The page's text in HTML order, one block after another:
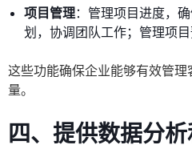
项目管理：管理项目进度，
划，协调团队工作；管理项目
这些功能确保企业能够有效管
量。
四、提供数据分